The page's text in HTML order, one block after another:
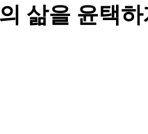
삶을 윤택